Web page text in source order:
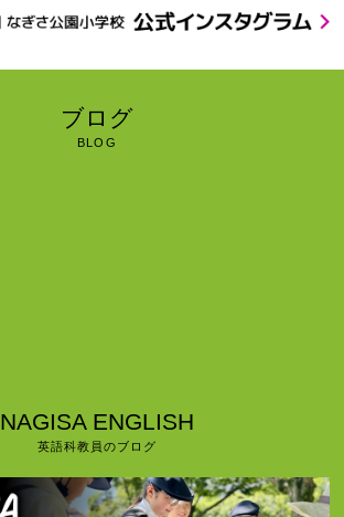
ブログ
BLOG
NAGISA ENGLISH
英語科教員のブログ